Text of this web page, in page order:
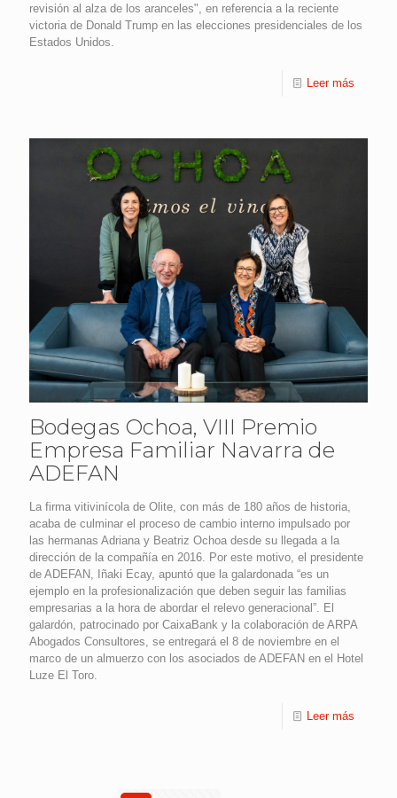
revisión al alza de los aranceles", en referencia a la reciente
victoria de Donald Trump en las elecciones presidenciales de los
Estados Unidos.
Leer más
Bodegas Ochoa, VIII Premio
Empresa Familiar Navarra de
ADEFAN
La firma vitivinícola de Olite, con más de 180 años de historia,
acaba de culminar el proceso de cambio interno impulsado por
las hermanas Adriana y Beatriz Ochoa desde su llegada a la
dirección de la compañía en 2016. Por este motivo, el presidente
de ADEFAN, Iñaki Ecay, apuntó que la galardonada “es un
ejemplo en la profesionalización que deben seguir las familias
empresarias a la hora de abordar el relevo generacional”. El
galardón, patrocinado por CaixaBank y la colaboración de ARPA
Abogados Consultores, se entregará el 8 de noviembre en el
marco de un almuerzo con los asociados de ADEFAN en el Hotel
Luze El Toro.
Leer más